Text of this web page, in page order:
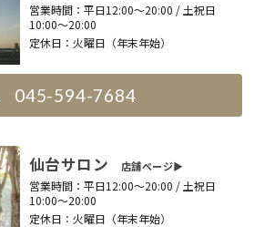
営業時間： 平日12:00〜20:00 / 土祝日
10:00〜20:00
定休日： 火曜日（年末年始）
045-594-7684
仙台サロン 店舗ページ▶︎
営業時間： 平日12:00〜20:00 / 土祝日
10:00〜20:00
定休日： 火曜日（年末年始）